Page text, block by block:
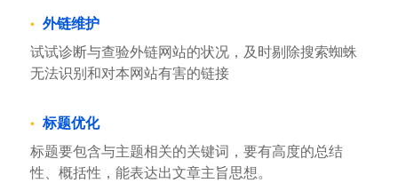
外链维护
试试诊断与查验外链网站的状况，及时剔除搜索蜘蛛
无法识别和对本网站有害的链接
标题优化
标题要包含与主题相关的关键词，要有高度的总结
性、概括性，能表达出文章主旨思想。